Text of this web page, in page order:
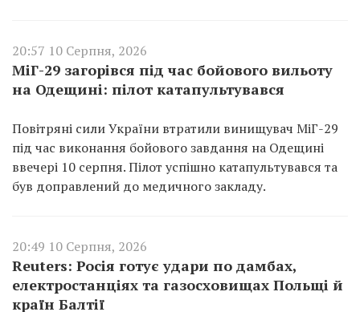
20:57 10 Серпня, 2026
МіГ-29 загорівся під час бойового вильоту
на Одещині: пілот катапультувався
Повітряні сили України втратили винищувач МіГ-29
під час виконання бойового завдання на Одещині
ввечері 10 серпня. Пілот успішно катапультувався та
був доправлений до медичного закладу.
20:49 10 Серпня, 2026
Reuters: Росія готує удари по дамбах,
електростанціях та газосховищах Польщі й
країн Балтії